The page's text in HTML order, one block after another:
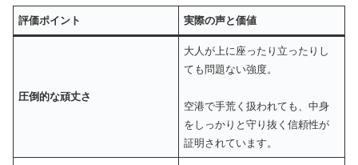
評価ポイント 実際の声と価値
圧倒的な頑丈さ
大人が上に座ったり立ったりし
ても問題ない強度。
空港で手荒く扱われても、中身
をしっかりと守り抜く信頼性が
証明されています。